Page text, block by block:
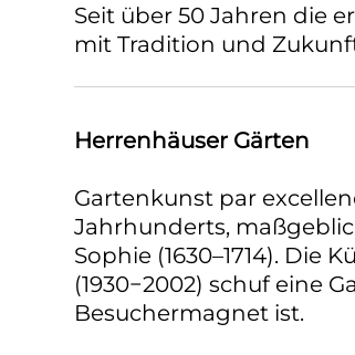
Seit über 50 Jahren die
mit Tradition und
Herrenhäuser Gärten
Gartenkunst par
Jahrhunderts,
Sophie (1630–1714). Die
(1930−2002) schuf eine
Besuchermagnet ist.